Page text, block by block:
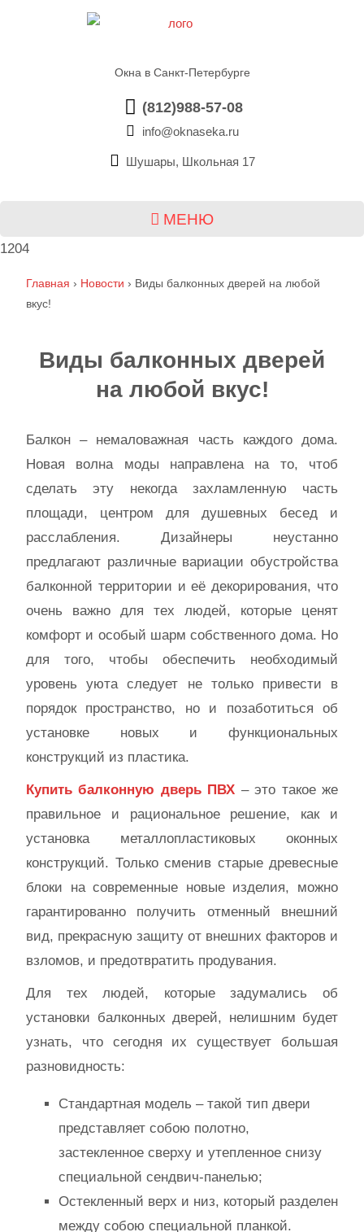
Окна в Санкт-Петербурге
(812)988-57-08
info@oknaseka.ru
Шушары, Школьная 17
МЕНЮ
1204
Главная › Новости › Виды балконных дверей на любой
вкус!
Виды балконных дверей
на любой вкус!
Балкон – немаловажная часть каждого дома.
Новая волна моды направлена на то, чтоб
сделать эту некогда захламленную часть
площади, центром для душевных бесед и
расслабления. Дизайнеры неустанно
предлагают различные вариации обустройства
балконной территории и её декорирования, что
очень важно для тех людей, которые ценят
комфорт и особый шарм собственного дома. Но
для того, чтобы обеспечить необходимый
уровень уюта следует не только привести в
порядок пространство, но и позаботиться об
установке новых и функциональных
конструкций из пластика.
Купить балконную дверь ПВХ – это такое же
правильное и рациональное решение, как и
установка металлопластиковых оконных
конструкций. Только сменив старые древесные
блоки на современные новые изделия, можно
гарантированно получить отменный внешний
вид, прекрасную защиту от внешних факторов и
взломов, и предотвратить продувания.
Для тех людей, которые задумались об
установки балконных дверей, нелишним будет
узнать, что сегодня их существует большая
разновидность:
Стандартная модель – такой тип двери
представляет собою полотно,
застекленное сверху и утепленное снизу
специальной сендвич-панелью;
Остекленный верх и низ, который разделен
между собою специальной планкой.